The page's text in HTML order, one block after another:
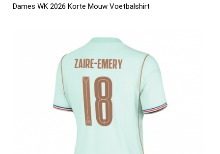
Dames WK 2026 Korte Mouw Voetbalshirt